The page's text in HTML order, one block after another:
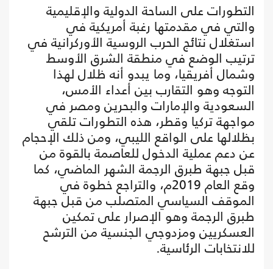
التطورات على الساحة الدولية والإقليمية
والتي في مقدمتها رغبة أمريكية في
استغلال نتائج الحرب الروسية الأوركرانية في
ترتيب الوضع في منطقة الشرق الأوسط
وشمال أفريقيا، وما يبدو أنه ظلال لهذا
التوجه وهو التقارب بين أعداء الأمس،
السعودية والإمارات والبحرين ومصر في
مواجهة تركيا وقطر، هذه التطورات تلقي
بظلالها على الواقع الليبي، ومن ذلك الإحجام
عن دعم عملية الدخول للعاصمة بالقوة من
قبل جبهة طبرق الرجمة الشهر الماضي، كما
وقع العام 2019م، والتراجع خطوة في
الموقف السياسي المتصلب من قبل جبهة
طبرق الرجمة وهو الإصرار على تمكين
العسكريين ومزدوجي الجنسية من الترشح
للانتخابات الرئاسية.